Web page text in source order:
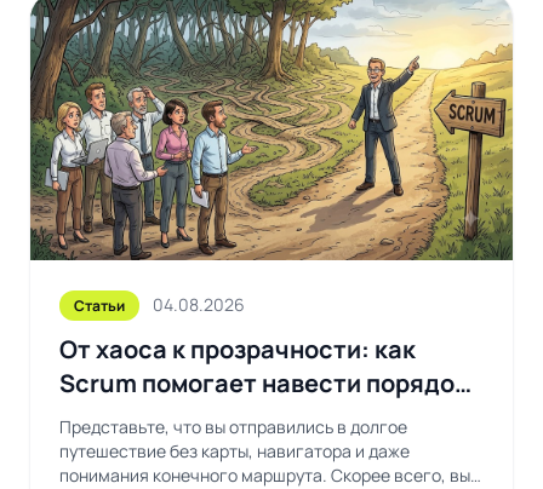
Статьи 04.08.2026
От хаоса к прозрачности: как
Scrum помогает навести порядок
в рабочих процессах
Представьте, что вы отправились в долгое
путешествие без карты, навигатора и даже
понимания конечного маршрута. Скорее всего, вы